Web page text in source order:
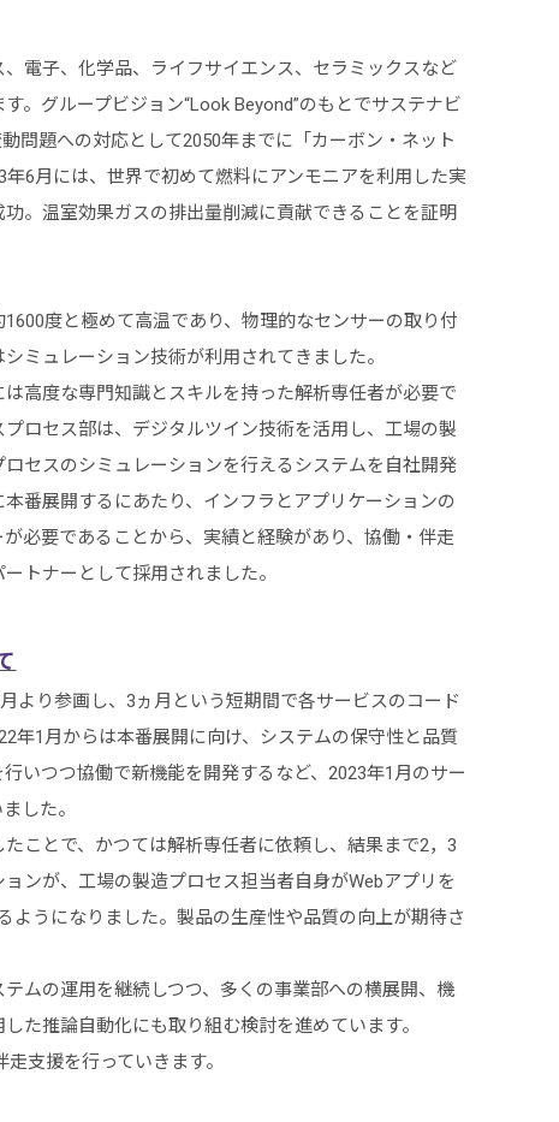
電子、化学品、ライフサイエンス、セラミックスなど
。グループビジョン“Look Beyond”のもとでサステナビ
問題への対応として2050年までに「カーボン・ネット
6月には、世界で初めて燃料にアンモニアを利用した実
。温室効果ガスの排出量削減に貢献できることを証明
度と極めて高温であり、物理的なセンサーの取り付
ミュレーション技術が利用されてきました。
高度な専門知識とスキルを持った解析専任者が必要で
ロセス部は、デジタルツイン技術を活用し、工場の製
セスのシミュレーションを行えるシステムを自社開発
番展開するにあたり、インフラとアプリケーションの
必要であることから、実績と経験があり、協働・伴走
トナーとして採用されました。
より参画し、3ヵ月という短期間で各サービスのコード
年1月からは本番展開に向け、システムの保守性と品質
いつつ協働で新機能を開発するなど、2023年1月のサー
した。
ことで、かつては解析専任者に依頼し、結果まで2，3
ンが、工場の製造プロセス担当者自身がWebアプリを
ようになりました。製品の生産性や品質の向上が期待さ
ムの運用を継続しつつ、多くの事業部への横展開、機
た推論自動化にも取り組む検討を進めています。
支援を行っていきます。